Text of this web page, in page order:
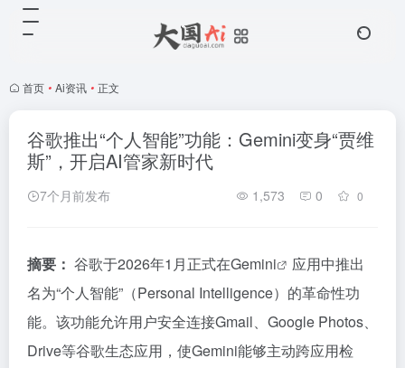
首页 • Ai资讯 • 正文
谷歌推出“个人智能”功能：Gemini变身“贾维
斯”，开启AI管家新时代
7个月前发布 1,573 0 0
摘要： 谷歌于2026年1月正式在Gemini
应用中推出
名为“个人智能”（Personal Intelligence）的革命性功
能。该功能允许用户安全连接Gmail、Google Photos、
Drive等谷歌生态应用，使Gemini能够主动跨应用检